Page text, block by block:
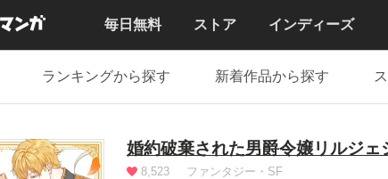
毎日無料 ストア インディーズ
ランキングから探す 新着作品から探す
婚約破棄された男爵令嬢リルジェ
8,523 ファンタジー・SF